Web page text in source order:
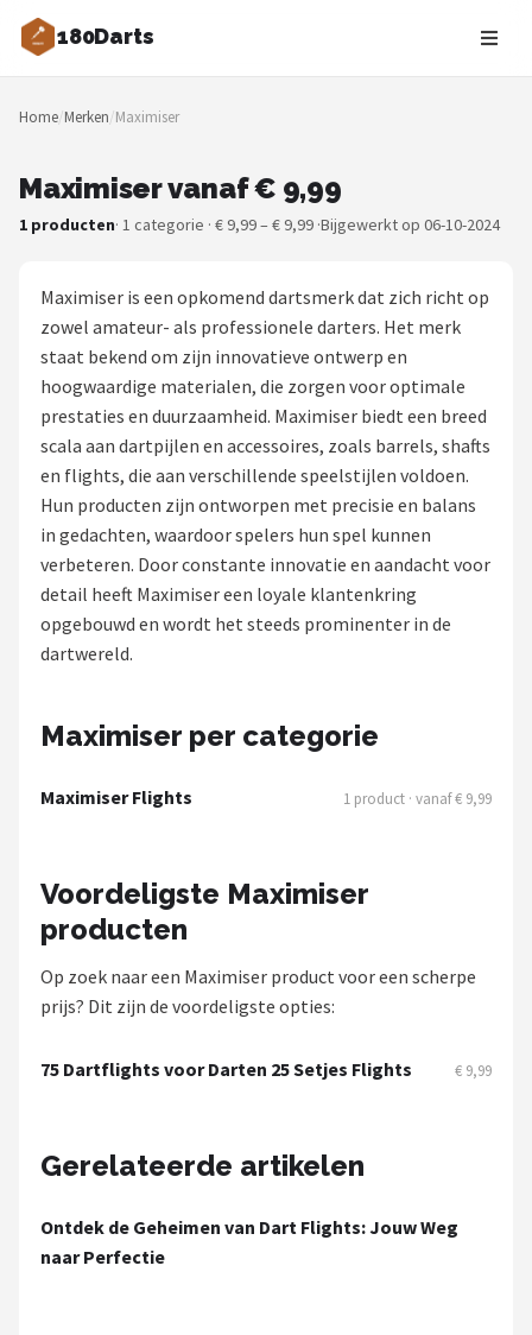
180Darts
Zoeken
NAVIGATIE
Merken
Blog
Toernooien
Spelregels
Uitgooilijst
Dartshop
POPULAIRE MERKEN
Target
Winmau
ABC Darts
Harrows
KOTO
Alle merken →
Home/Merken/Maximiser
Maximiser vanaf € 9,99
1 producten· 1 categorie · € 9,99 – € 9,99 ·Bijgewerkt op 06-10-2024
Maximiser is een opkomend dartsmerk dat zich richt op
zowel amateur- als professionele darters. Het merk
staat bekend om zijn innovatieve ontwerp en
hoogwaardige materialen, die zorgen voor optimale
prestaties en duurzaamheid. Maximiser biedt een breed
scala aan dartpijlen en accessoires, zoals barrels, shafts
en flights, die aan verschillende speelstijlen voldoen.
Hun producten zijn ontworpen met precisie en balans
in gedachten, waardoor spelers hun spel kunnen
verbeteren. Door constante innovatie en aandacht voor
detail heeft Maximiser een loyale klantenkring
opgebouwd en wordt het steeds prominenter in de
dartwereld.
Maximiser per categorie
Maximiser Flights 1 product · vanaf € 9,99
Voordeligste Maximiser
producten
Op zoek naar een Maximiser product voor een scherpe
prijs? Dit zijn de voordeligste opties:
75 Dartflights voor Darten 25 Setjes Flights € 9,99
Gerelateerde artikelen
Ontdek de Geheimen van Dart Flights: Jouw Weg
naar Perfectie